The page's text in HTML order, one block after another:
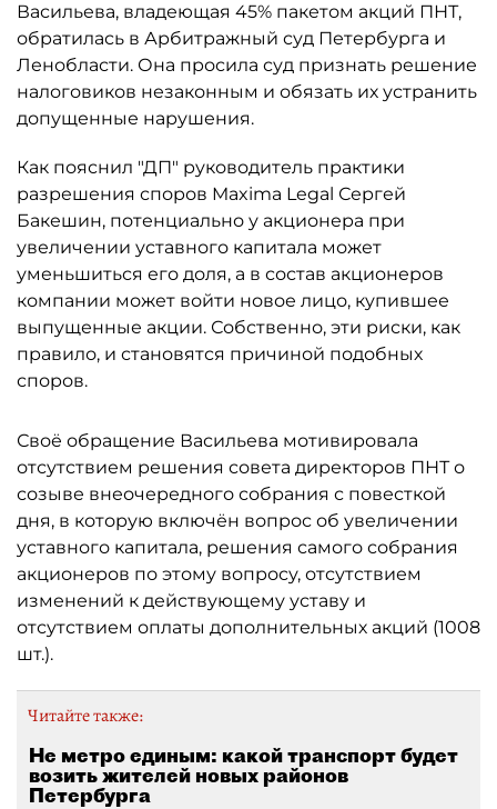
Васильева, владеющая 45% пакетом акций ПНТ,
обратилась в Арбитражный суд Петербурга и
Ленобласти. Она просила суд признать решение
налоговиков незаконным и обязать их устранить
допущенные нарушения.
Как пояснил "ДП" руководитель практики
разрешения споров Maxima Legal Сергей
Бакешин, потенциально у акционера при
увеличении уставного капитала может
уменьшиться его доля, а в состав акционеров
компании может войти новое лицо, купившее
выпущенные акции. Собственно, эти риски, как
правило, и становятся причиной подобных
споров.
Своё обращение Васильева мотивировала
отсутствием решения совета директоров ПНТ о
созыве внеочередного собрания с повесткой
дня, в которую включён вопрос об увеличении
уставного капитала, решения самого собрания
акционеров по этому вопросу, отсутствием
изменений к действующему уставу и
отсутствием оплаты дополнительных акций (1008
шт.).
Читайте также:
Не метро единым: какой транспорт будет
возить жителей новых районов
Петербурга